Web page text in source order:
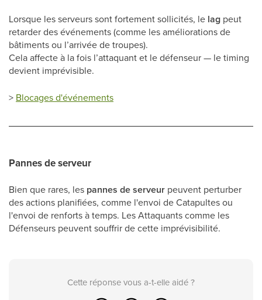
Lorsque les serveurs sont fortement sollicités, le lag peut
retarder des événements (comme les améliorations de
bâtiments ou l’arrivée de troupes).
Cela affecte à la fois l’attaquant et le défenseur — le timing
devient imprévisible.
> Blocages d'événements
Pannes de serveur
Bien que rares, les pannes de serveur peuvent perturber
des actions planifiées, comme l'envoi de Catapultes ou
l'envoi de renforts à temps. Les Attaquants comme les
Défenseurs peuvent souffrir de cette imprévisibilité.
Cette réponse vous a-t-elle aidé ?